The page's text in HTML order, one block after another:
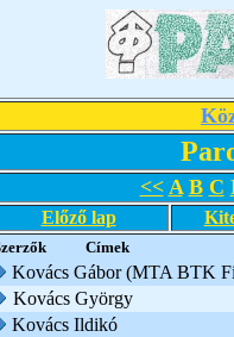
<< A B C
Előző lap
Címek
Kovács Gábor (MTA BTK
Kovács György
Kovács Ildikó